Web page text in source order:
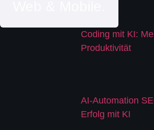
Coding mit KI:
Produktivität
AI-Automation
Erfolg mit KI